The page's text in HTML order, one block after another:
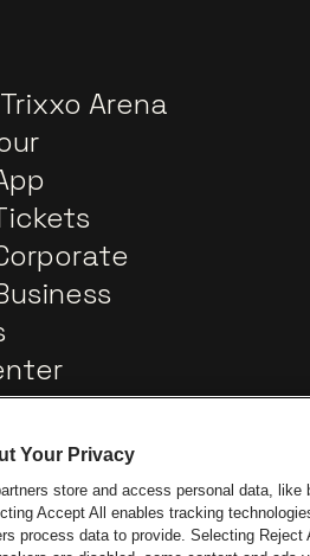
Arena
Your Privacy
store and access personal data, like
Accept All enables tracking
process data to provide. Selecting Reject